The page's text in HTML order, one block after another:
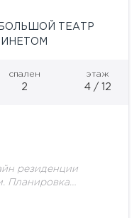
ТЕАТР
спален
2
этаж
4 / 12
резиденции
Планировка
объединённую